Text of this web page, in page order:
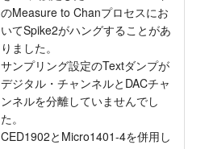
のMeasure to Chanプロセスにお
いてSpike2がハングすることがあ
りました。
サンプリング設定のTextダンプが
デジタル・チャンネルとDACチャ
ンネルを分離していませんでし
た。
CED1902とMicro1401-4を併用し